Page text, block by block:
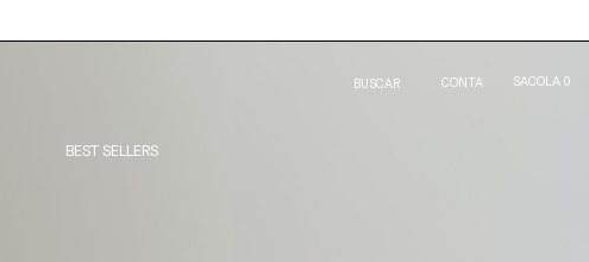
BUSCAR CONTA SACOLA 0
BEST SELLERS